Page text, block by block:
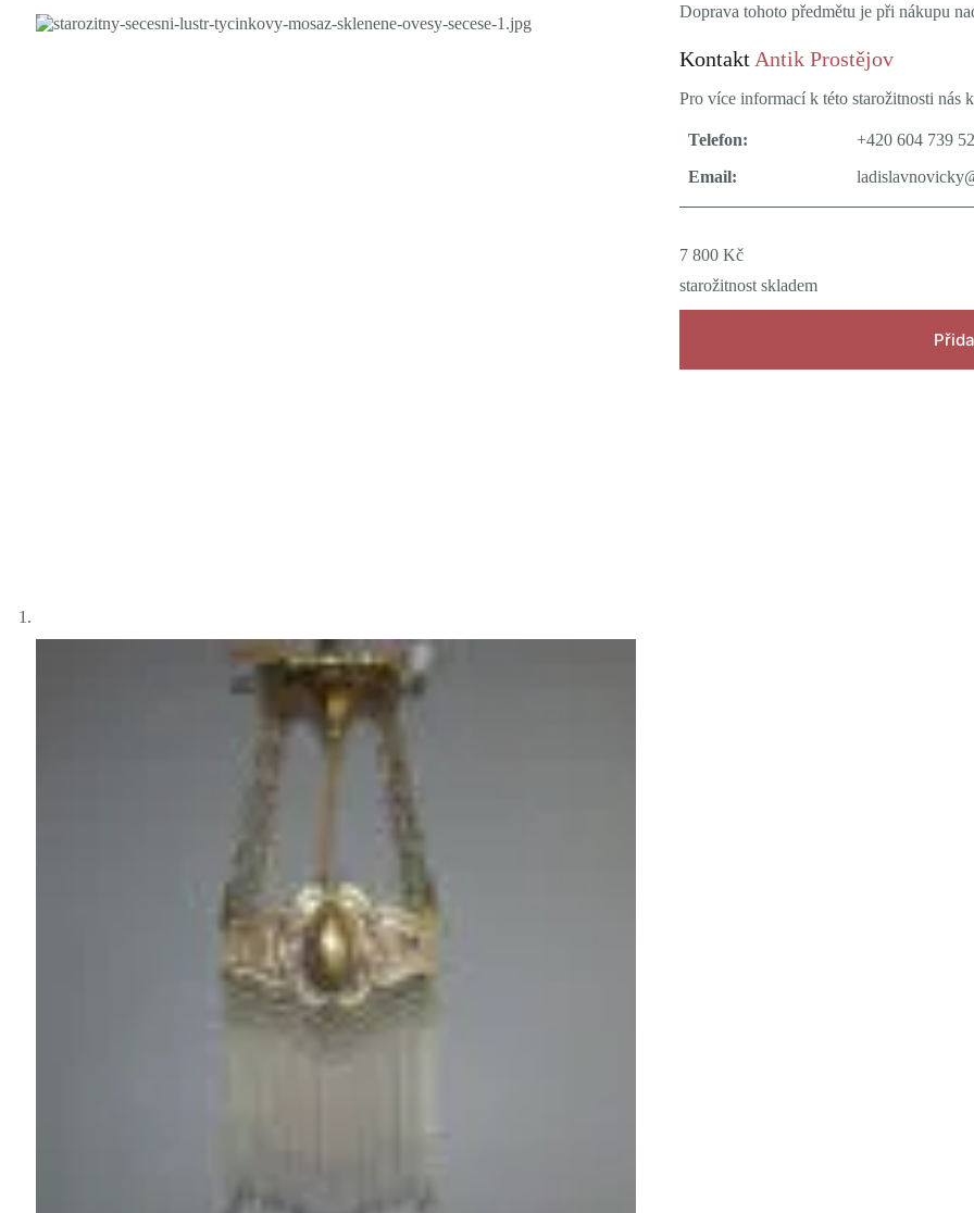
Doprava tohoto předmětu je při nákupu
Kontakt Antik Prostějov
Pro více informací k této starožitnosti nás
Telefon:
+420 604 739
Email:
7 800 Kč
starožitnost skladem